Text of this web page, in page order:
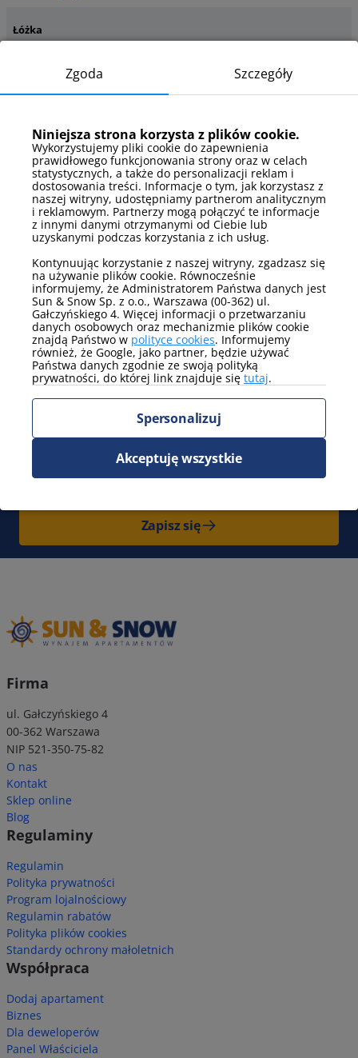
Łóżka
Pokaż więcej
rozkładana sofa
dwuosobowa łóżko małżeńskie
Pokaż więcej
Media
telewizor
Pokaż więcej
Parking
parking zewnętrzny
Pokaż więcej
Zapisz się do Newsletterai bądź
z nami na bieżąco. Cała Polska pełna
nowych przygód czeka na Ciebie!
Otrzymaj100 zł zniżkina swój kolejny pobyt.
Zapisz się
Firma
ul. Gałczyńskiego 4
00-362 Warszawa
NIP 521-350-75-82
O nas
Kontakt
Sklep online
Blog
Regulaminy
Regulamin
Polityka prywatności
Program lojalnościowy
Regulamin rabatów
Polityka plików cookies
Standardy ochrony małoletnich
Współpraca
Dodaj apartament
Biznes
Dla deweloperów
Panel Właściciela
Zgoda Szczegóły
Niniejsza strona korzysta z plików cookie.
Wykorzystujemy pliki cookie do zapewnienia
prawidłowego funkcjonowania strony oraz w celach
statystycznych, a także do personalizacji reklam i
dostosowania treści. Informacje o tym, jak korzystasz z
naszej witryny, udostępniamy partnerom analitycznym
i reklamowym. Partnerzy mogą połączyć te informacje
z innymi danymi otrzymanymi od Ciebie lub
uzyskanymi podczas korzystania z ich usług.
Kontynuując korzystanie z naszej witryny, zgadzasz się
na używanie plików cookie. Równocześnie
informujemy, że Administratorem Państwa danych jest
Sun & Snow Sp. z o.o., Warszawa (00-362) ul.
Gałczyńskiego 4. Więcej informacji o przetwarzaniu
danych osobowych oraz mechanizmie plików cookie
znajdą Państwo w polityce cookies. Informujemy
również, że Google, jako partner, będzie używać
Państwa danych zgodnie ze swoją polityką
prywatności, do której link znajduje się tutaj.
Spersonalizuj
Akceptuję wszystkie